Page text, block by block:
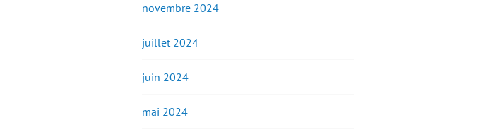
novembre 2024
juillet 2024
juin 2024
mai 2024